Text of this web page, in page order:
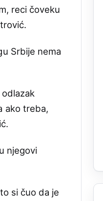
reci čoveku
Srbije nema
ako treba,
njegovi
si čuo da je